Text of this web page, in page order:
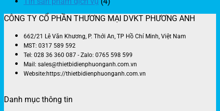
CÔNG TY CỔ PHẦN THƯƠNG MẠI DVKT PHƯƠNG ANH
662/21 Lê Văn Khương, P. Thới An, TP Hồ Chí Minh, Việt Nam
MST: 0317 589 592
Tel: 028 36 360 087 - Zalo: 0765 598 599
Mail: sales@thietbidienphuonganh.com.vn
Website:https://thietbidienphuonganh.com.vn
Danh mục thông tin